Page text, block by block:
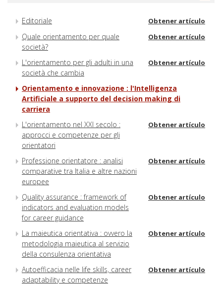
Editoriale Obtener artículo
Quale orientamento per quale
società?
Obtener artículo
L'orientamento per gli adulti in una
società che cambia
Obtener artículo
Orientamento e innovazione : l'Intelligenza
Artificiale a supporto del decision making di
carriera
L'orientamento nel XXI secolo :
approcci e competenze per gli
orientatori
Obtener artículo
Professione orientatore : analisi
comparative tra Italia e altre nazioni
europee
Obtener artículo
Quality assurance : framework of
indicators and evaluation models
for career guidance
Obtener artículo
La maieutica orientativa : ovvero la
metodologia maieutica al servizio
della consulenza orientativa
Obtener artículo
Autoefficacia nelle life skills, career
adaptability e competenze
Obtener artículo